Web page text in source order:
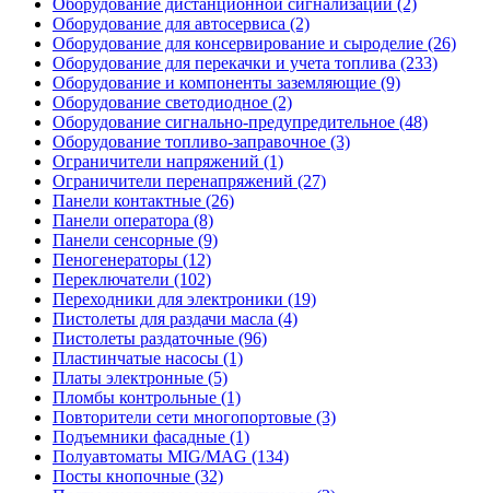
Оборудование для автосервиса (2)
Оборудование для консервирование и сыроделие (26)
Оборудование для перекачки и учета топлива (233)
Оборудование и компоненты заземляющие (9)
Оборудование светодиодное (2)
Оборудование сигнально-предупредительное (48)
Оборудование топливо-заправочное (3)
Ограничители напряжений (1)
Ограничители перенапряжений (27)
Панели контактные (26)
Панели оператора (8)
Панели сенсорные (9)
Пеногенераторы (12)
Переключатели (102)
Переходники для электроники (19)
Пистолеты для раздачи масла (4)
Пистолеты раздаточные (96)
Пластинчатые насосы (1)
Платы электронные (5)
Пломбы контрольные (1)
Повторители сети многопортовые (3)
Подъемники фасадные (1)
Полуавтоматы MIG/MAG (134)
Посты кнопочные (32)